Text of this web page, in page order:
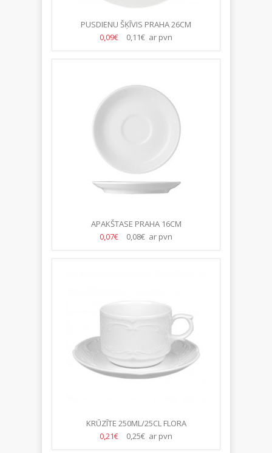
PUSDIENU ŠĶĪVIS PRAHA 26CM
0,09€
0,11€ ar pvn
APAKŠTASE PRAHA 16CM
0,07€
0,08€ ar pvn
KRŪZĪTE 250ML/25CL FLORA
0,21€
0,25€ ar pvn